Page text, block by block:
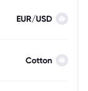
EUR/USD
Cotton